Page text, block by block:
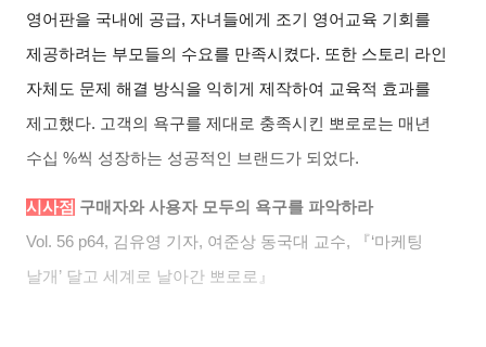
영어판을 국내에 공급, 자녀들에게 조기 영어교육 기회를
제공하려는 부모들의 수요를 만족시켰다. 또한 스토리 라인
자체도 문제 해결 방식을 익히게 제작하여 교육적 효과를
제고했다. 고객의 욕구를 제대로 충족시킨 뽀로로는 매년
수십 %씩 성장하는 성공적인 브랜드가 되었다.
시사점 구매자와 사용자 모두의 욕구를 파악하라
Vol. 56 p64, 김유영 기자, 여준상 동국대 교수, 『‘마케팅
날개’ 달고 세계로 날아간 뽀로로』